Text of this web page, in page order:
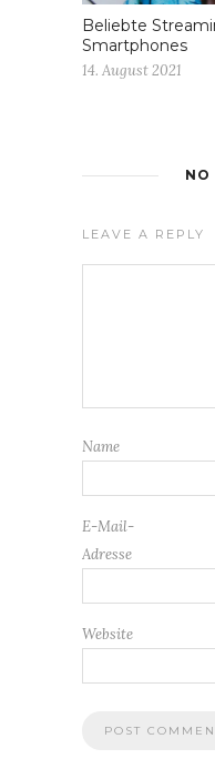
Beliebte
Smartphones
14. August 2021
NO
LEAVE A REPLY
Name
E-Mail-
Adresse
Website